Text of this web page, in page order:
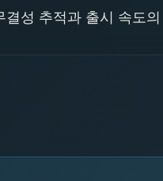
성 추적과 출시 속도